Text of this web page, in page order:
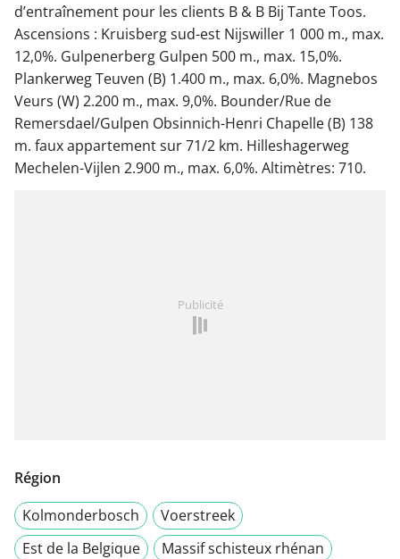
d’entraînement pour les clients B & B Bij Tante Toos.
Ascensions : Kruisberg sud-est Nijswiller 1 000 m., max.
12,0%. Gulpenerberg Gulpen 500 m., max. 15,0%.
Plankerweg Teuven (B) 1.400 m., max. 6,0%. Magnebos
Veurs (W) 2.200 m., max. 9,0%. Bounder/Rue de
Remersdael/Gulpen Obsinnich-Henri Chapelle (B) 138
m. faux appartement sur 71/2 km. Hilleshagerweg
Mechelen-Vijlen 2.900 m., max. 6,0%. Altimètres: 710.
Publicité
Région
Kolmonderbosch
Voerstreek
Est de la Belgique
Massif schisteux rhénan